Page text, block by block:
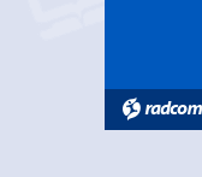
radcom